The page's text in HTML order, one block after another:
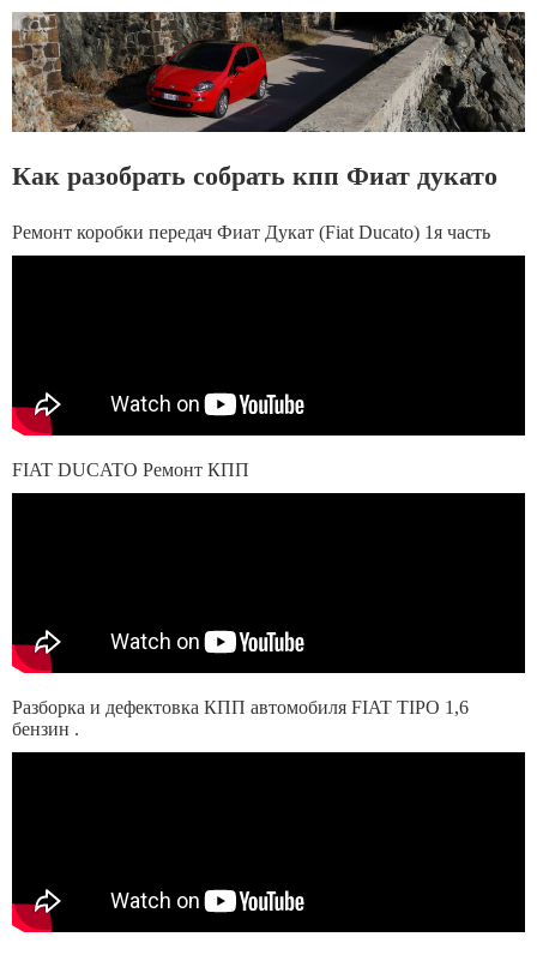
Как разобрать собрать кпп Фиат дукато
Ремонт коробки передач Фиат Дукат (Fiat Ducato) 1я часть
FIAT DUCATO Ремонт КПП
Разборка и дефектовка КПП автомобиля FIAT TIPO 1,6
бензин .